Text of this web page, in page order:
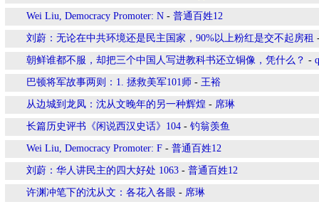
Wei Liu, Democracy Promoter: N - 普通百姓12
刘蔚：无论在中共环境还是民主国家，90%以上粉红是交不起房租
朝鲜谁都不服，却把三个中国人写进教科书还立铜像，凭什么？ -
巴顿将军故事两则：1. 拯救美军101师 - 王裕
从边城到龙凤：沈从文晚年的另一种辉煌 - 席琳
长篇历史评书《闲说西汉史话》104 - 钓翁羡鱼
Wei Liu, Democracy Promoter: F - 普通百姓12
刘蔚：华人讲民主的四大好处 1063 - 普通百姓12
许渊冲笔下的沈从文：各花入各眼 - 席琳